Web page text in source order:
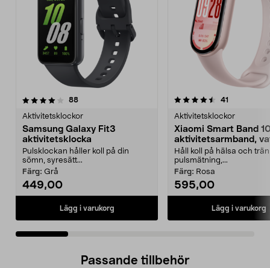
88recensioner
Aktivitetsklockor
Samsung Galaxy Fit3
aktivitetsklocka
Pulsklockan håller koll på din
sömn, syresätt...
Färg: Grå
449,00
Lägg i varukorg
4.5 av 5 stjärnor 41
Aktivitetsklockor
Xiaomi Smart Band
aktivitetsarmband,
Håll koll på hälsa och
pulsmätning,...
Färg: Rosa
595,00
Lägg i varukorg
4.5 av 5 stjärnor
Passande tillbehör